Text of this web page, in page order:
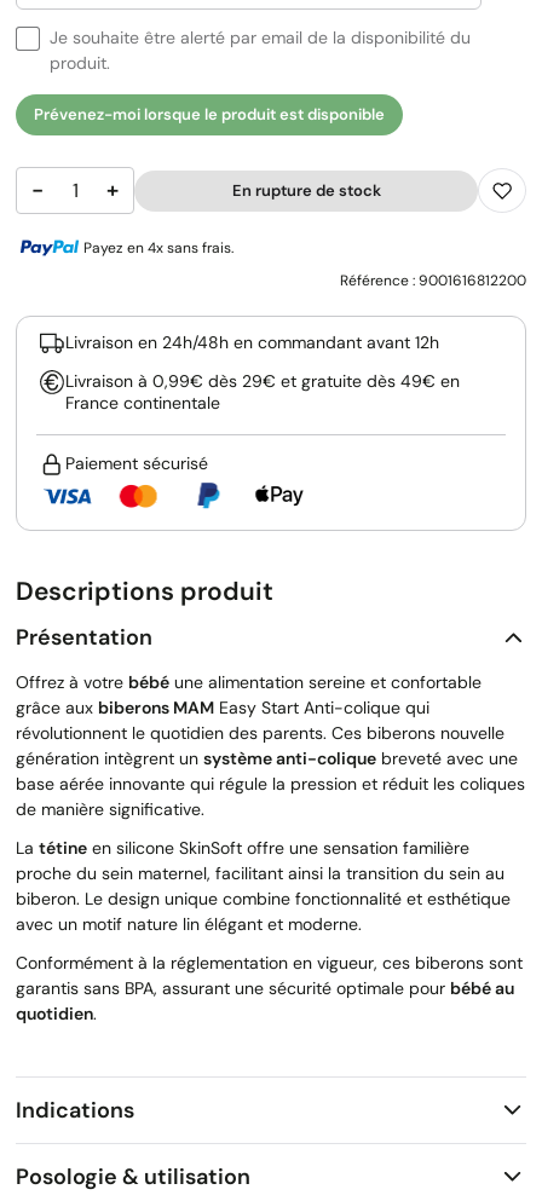
Je souhaite être alerté par email de la disponibilité du
produit.
Prévenez-moi lorsque le produit est disponible
− + En rupture de stock
Payez en 4x sans frais.
Référence :9001616812200
Livraison en 24h/48h en commandant avant 12h
Livraison à 0,99€ dès 29€ et gratuite dès 49€ en
France continentale
Paiement sécurisé
Descriptions produit
Présentation
Offrez à votre bébé une alimentation sereine et confortable
grâce aux biberons MAM Easy Start Anti-colique qui
révolutionnent le quotidien des parents. Ces biberons nouvelle
génération intègrent un système anti-colique breveté avec une
base aérée innovante qui régule la pression et réduit les coliques
de manière significative.
La tétine en silicone SkinSoft offre une sensation familière
proche du sein maternel, facilitant ainsi la transition du sein au
biberon. Le design unique combine fonctionnalité et esthétique
avec un motif nature lin élégant et moderne.
Conformément à la réglementation en vigueur, ces biberons sont
garantis sans BPA, assurant une sécurité optimale pour bébé au
quotidien.
Indications
Posologie & utilisation